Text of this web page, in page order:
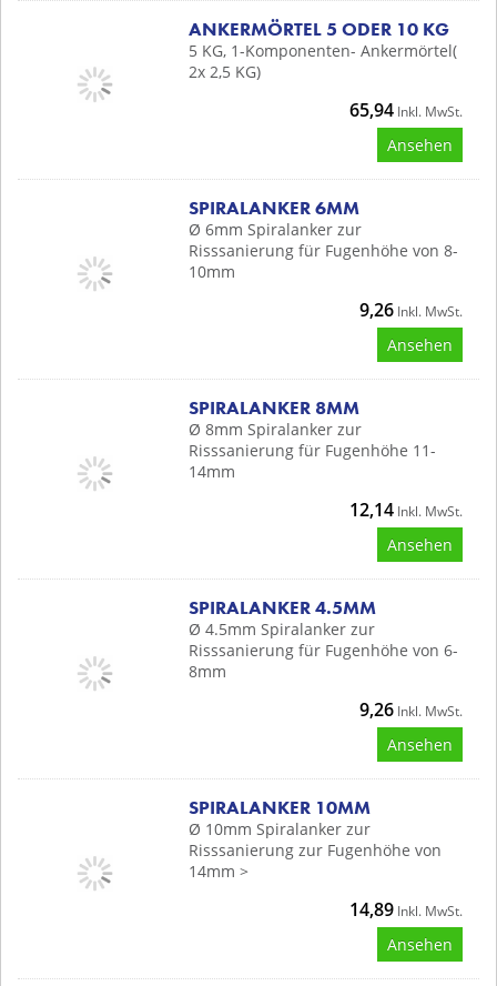
ANKERMÖRTEL 5 ODER 10 KG
5 KG, 1-Komponenten- Ankermörtel(
2x 2,5 KG)
65,94Inkl. MwSt.
Ansehen
SPIRALANKER 6MM
Ø 6mm Spiralanker zur
Risssanierung für Fugenhöhe von 8-
10mm
9,26Inkl. MwSt.
Ansehen
SPIRALANKER 8MM
Ø 8mm Spiralanker zur
Risssanierung für Fugenhöhe 11-
14mm
12,14Inkl. MwSt.
Ansehen
SPIRALANKER 4.5MM
Ø 4.5mm Spiralanker zur
Risssanierung für Fugenhöhe von 6-
8mm
9,26Inkl. MwSt.
Ansehen
SPIRALANKER 10MM
Ø 10mm Spiralanker zur
Risssanierung zur Fugenhöhe von
14mm >
14,89Inkl. MwSt.
Ansehen